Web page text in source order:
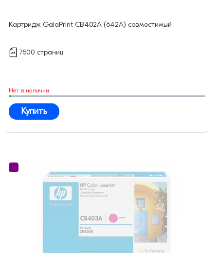
Картридж GalaPrint CB402A (642A) совместимый
7500 страниц
Нет в наличии
Купить